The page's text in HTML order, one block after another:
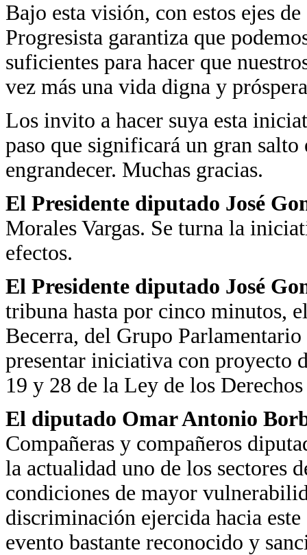
Bajo esta visión, con estos ejes
Progresista garantiza que
suficientes para hacer que
vez más una vida digna y
Los invito a hacer suya esta
paso que significará un gran
engrandecer. Muchas gracias.
El Presidente diputado José
Morales Vargas. Se turna la
efectos.
El Presidente diputado José
tribuna hasta por cinco minutos,
Becerra, del Grupo
presentar iniciativa con proyecto
19 y 28 de la Ley de los
El diputado Omar Antonio
Compañeras y compañeros
la actualidad uno de los sectores
condiciones de mayor
discriminación ejercida hacia
evento bastante reconocido y